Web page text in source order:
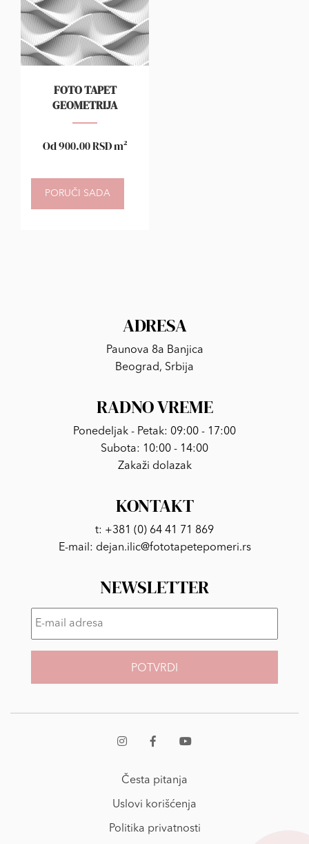
FOTO TAPET
GEOMETRIJA
Od900.00RSDm²
PORUČI SADA
ADRESA
Paunova 8a Banjica
Beograd, Srbija
RADNO VREME
Ponedeljak - Petak: 09:00 - 17:00
Subota: 10:00 - 14:00
Zakaži dolazak
KONTAKT
t: +381 (0) 64 41 71 869
E-mail: dejan.ilic@fototapetepomeri.rs
NEWSLETTER
adresa *
Česta pitanja
Uslovi korišćenja
Politika privatnosti